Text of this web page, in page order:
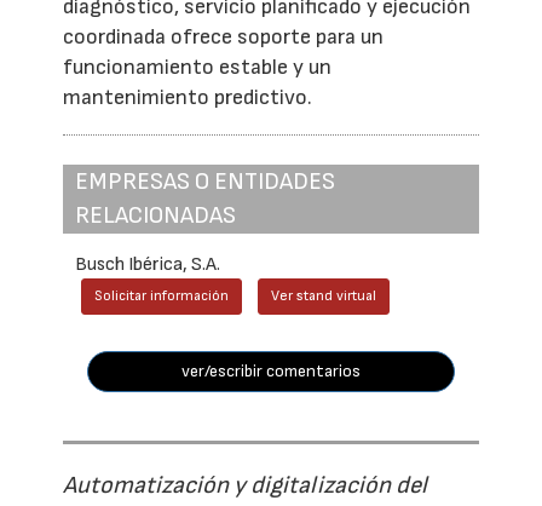
diagnóstico, servicio planificado y ejecución
coordinada ofrece soporte para un
funcionamiento estable y un
mantenimiento predictivo.
EMPRESAS O ENTIDADES
RELACIONADAS
Busch Ibérica, S.A.
Solicitar información Ver stand virtual
ver/escribir comentarios
Automatización y digitalización del